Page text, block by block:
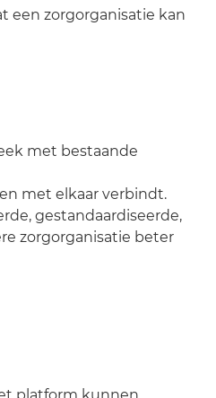
een zorgorganisatie kan
met bestaande
met elkaar verbindt.
gestandaardiseerde,
zorgorganisatie beter